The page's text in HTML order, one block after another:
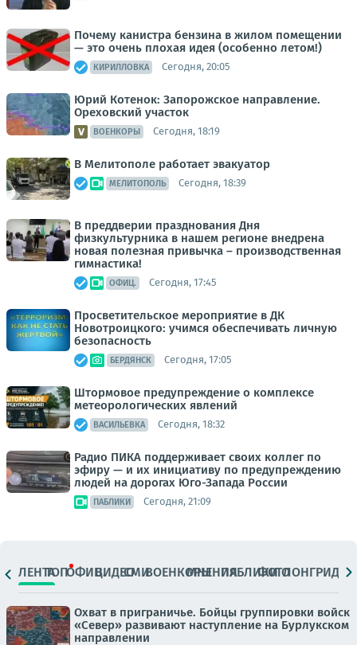
Почему канистра бензина в жилом помещении
— это очень плохая идея (особенно летом!)
КИРИЛЛОВКА Сегодня, 20:05
Юрий Котенок: Запорожское направление.
Ореховский участок
ВОЕНКОРЫ Сегодня, 18:19
В Мелитополе работает эвакуатор
МЕЛИТОПОЛЬ Сегодня, 18:39
В преддверии празднования Дня
физкультурника в нашем регионе внедрена
новая полезная привычка – производственная
гимнастика!
ОФИЦ. Сегодня, 17:45
Просветительское мероприятие в ДК
Новотроицкого: учимся обеспечивать личную
безопасность
БЕРДЯНСК Сегодня, 17:05
Штормовое предупреждение о комплексе
метеорологических явлений
ВАСИЛЬЕВКА Сегодня, 18:32
Радио ПИКА поддерживает своих коллег по
эфиру — и их инициативу по предупреждению
людей на дорогах Юго-Запада России
ПАБЛИКИ Сегодня, 21:09
ЛЕНТАТОПОФИЦ.ВИДЕОСМИВОЕНКОРЫМНЕНИЯПАБЛИКИ
ФОТОЛОНГРИДЫ
Охват в приграничье. Бойцы группировки войск
«Север» развивают наступление на Бурлукском
направлении